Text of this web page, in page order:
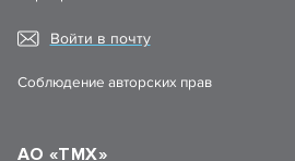
Войти в почту
Соблюдение авторских прав
АО «ТМХ»